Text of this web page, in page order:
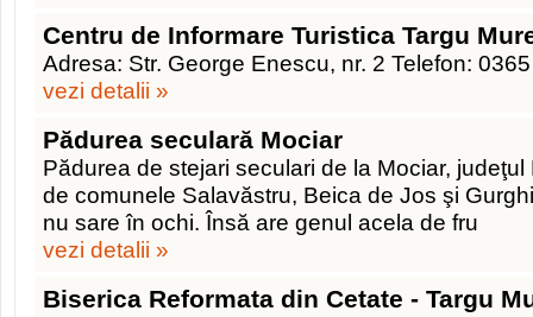
Centru de Informare Turistica Targu
Adresa: Str. George Enescu, nr. 2 Telefon:
vezi detalii »
Pădurea seculară Mociar
Pădurea de stejari seculari de la Mociar,
de comunele Salavăstru, Beica de Jos şi
nu sare în ochi. Însă are genul acela de fru
vezi detalii »
Biserica Reformata din Cetate - Targu